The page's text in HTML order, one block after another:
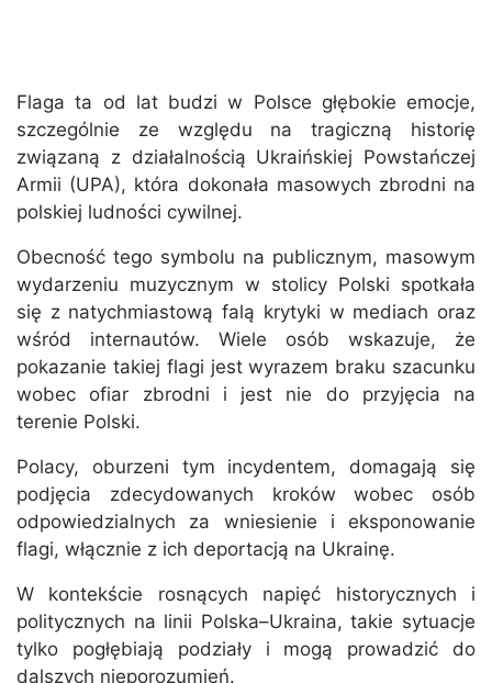
Flaga ta od lat budzi w Polsce głębokie emocje,
szczególnie ze względu na tragiczną historię
związaną z działalnością Ukraińskiej Powstańczej
Armii (UPA), która dokonała masowych zbrodni na
polskiej ludności cywilnej.
Obecność tego symbolu na publicznym, masowym
wydarzeniu muzycznym w stolicy Polski spotkała
się z natychmiastową falą krytyki w mediach oraz
wśród internautów. Wiele osób wskazuje, że
pokazanie takiej flagi jest wyrazem braku szacunku
wobec ofiar zbrodni i jest nie do przyjęcia na
terenie Polski.
Polacy, oburzeni tym incydentem, domagają się
podjęcia zdecydowanych kroków wobec osób
odpowiedzialnych za wniesienie i eksponowanie
flagi, włącznie z ich deportacją na Ukrainę.
W kontekście rosnących napięć historycznych i
politycznych na linii Polska–Ukraina, takie sytuacje
tylko pogłębiają podziały i mogą prowadzić do
dalszych nieporozumień.